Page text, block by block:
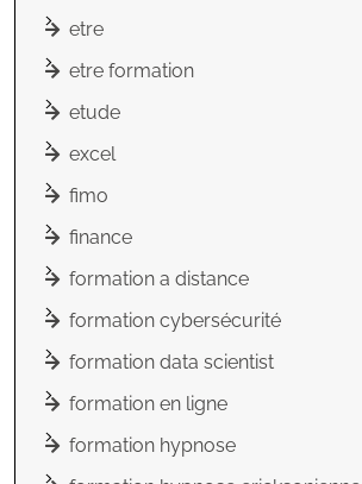
etre
etre formation
etude
excel
fimo
finance
formation a distance
formation cybersécurité
formation data scientist
formation en ligne
formation hypnose